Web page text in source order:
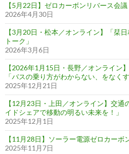
【5月22日】ゼロカーボンリバース会
2026年4月30日
【3月20日・松本／オンライン】「栞
トーク」
2026年3月6日
【2026年1月15日・長野／オンライン
「バスの乗り方がわからない、をなくす
2025年12月21日
【12月23日・上田／オンライン】交通
イドシェアで移動の明るい未来を！」
2025年12月1日
【11月28日】ソーラー電源ゼロカーボ
2025年11月7日